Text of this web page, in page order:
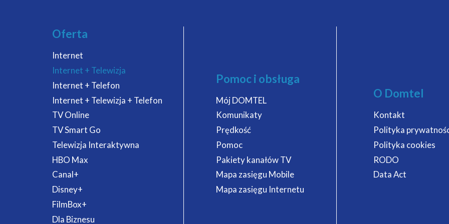
Oferta
Internet
Internet + Telewizja
Internet + Telefon
Internet + Telewizja + Telefon
TV Online
TV Smart Go
Telewizja Interaktywna
HBO Max
Canal+
Disney+
FilmBox+
Dla Biznesu
Pomoc i obsługa
Mój DOMTEL
Komunikaty
Prędkość
Pomoc
Pakiety kanałów TV
Mapa zasięgu Mobile
Mapa zasięgu Internetu
O Domtel
Kontakt
Polityka
Polityka cookies
RODO
Data Act